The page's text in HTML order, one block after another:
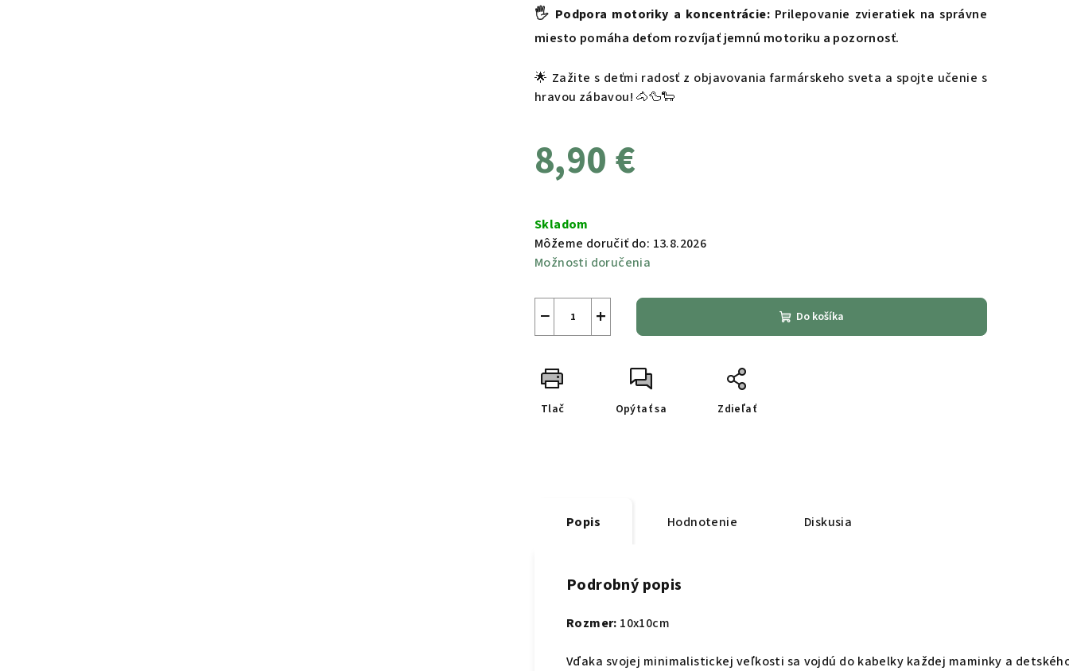
🖐️ Podpora motoriky a koncentrácie: Prilepovanie zvieratiek na správne
miesto pomáha deťom rozvíjať jemnú motoriku a pozornosť.
🌟 Zažite s deťmi radosť z objavovania farmárskeho sveta a spojte učenie s
hravou zábavou! 🐴🦆🐑
8,90 €
cena:
Skladom
Môžeme doručiť do: 13.8.2026
Možnosti doručenia
+
− Do košíka
Tlač Opýtať sa Zdieľať
Popis Hodnotenie Diskusia
Podrobný popis
Rozmer: 10x10cm
Vďaka svojej minimalistickej veľkosti sa vojdú do kabelky každej maminky a